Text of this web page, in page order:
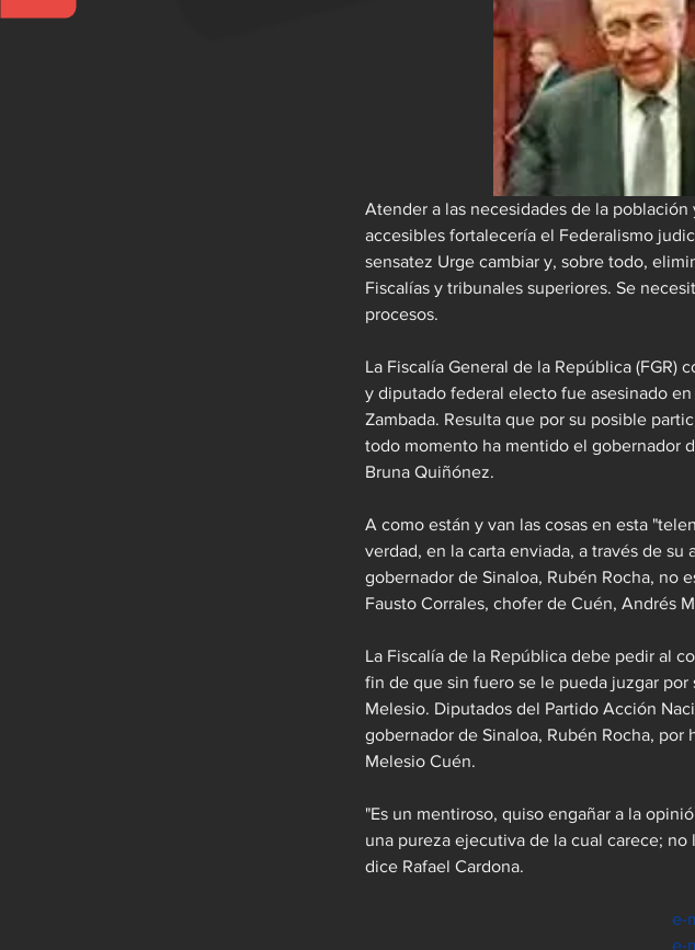
Atender a las necesidades de la
accesibles fortalecería el Federalismo
sensatez Urge cambiar y, sobre todo,
Fiscalías y tribunales superiores. Se
procesos.
La Fiscalía General de la República
y diputado federal electo fue asesinado
Zambada. Resulta que por su posible
todo momento ha mentido el gobernador
Bruna Quiñónez.
A como están y van las cosas en esta
verdad, en la carta enviada, a través de su
gobernador de Sinaloa, Rubén Rocha, no
Fausto Corrales, chofer de Cuén, Andrés
La Fiscalía de la República debe pedir al
fin de que sin fuero se le pueda juzgar
Melesio. Diputados del Partido Acción
gobernador de Sinaloa, Rubén Rocha,
Melesio Cuén.
"Es un mentiroso, quiso engañar a la
una pureza ejecutiva de la cual carece;
dice Rafael Cardona.
e-
e-